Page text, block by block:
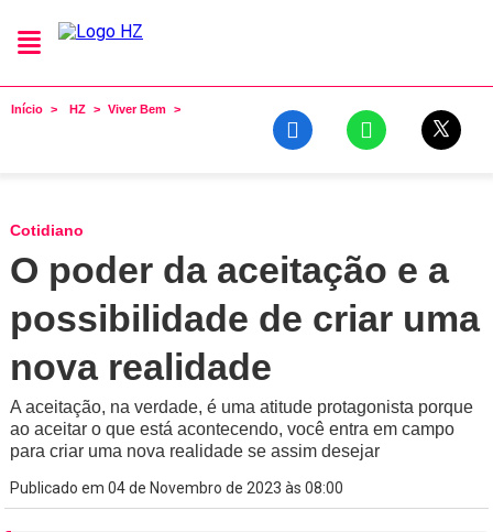
Início HZ Viver Bem
Cotidiano
O poder da aceitação e a
possibilidade de criar uma
nova realidade
A aceitação, na verdade, é uma atitude protagonista porque
ao aceitar o que está acontecendo, você entra em campo
para criar uma nova realidade se assim desejar
Publicado em 04 de Novembro de 2023 às 08:00